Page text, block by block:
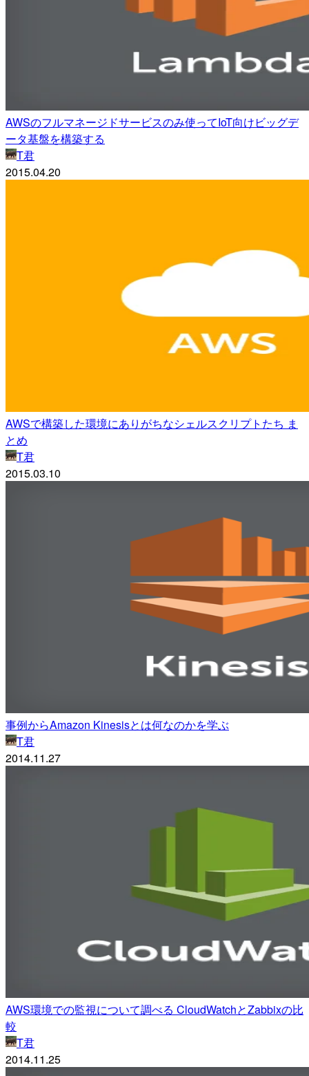
AWSのフルマネージドサービスのみ使ってIoT向けビッグデ
ータ基盤を構築する
T君
2015.04.20
AWSで構築した環境にありがちなシェルスクリプトたち ま
とめ
T君
2015.03.10
事例からAmazon Kinesisとは何なのかを学ぶ
T君
2014.11.27
AWS環境での監視について調べる CloudWatchとZabbixの比
較
T君
2014.11.25